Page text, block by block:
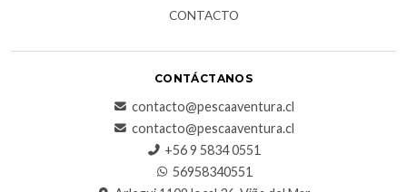
CONTACTO
CONTÁCTANOS
contacto@pescaaventura.cl
contacto@pescaaventura.cl
+56 9 5834 0551
56958340551